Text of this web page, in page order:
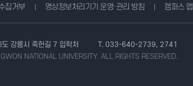
집거부 영상정보처리기기 운영·관리 방침 캠퍼스 맵
강릉시 죽헌길 7 입학처 T. 033-640-2739, 2741
NATIONAL UNIVERSITY. ALL RIGHTS RESERVED.